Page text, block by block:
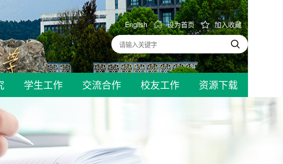
English 设为首页 加入收藏
学生工作 交流合作 校友工作 资源下载